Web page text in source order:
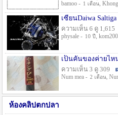
bamoo - 1 เดือน,
เซียนDaiwa Saltiga
ความเห็น 6 ดู 1,615
physale - 10 ปี ,
เป็นคันของค่ายไห
ความเห็น 3 ดู 309
Num mea - 2 เดือน,
ห้องคลิปตกปลา